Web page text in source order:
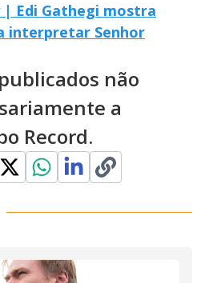
| Edi Gathegi mostra
interpretar Senhor
não
a
Record.